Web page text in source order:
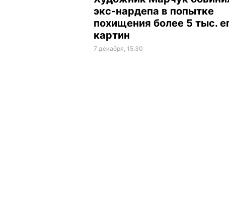
экс-нардепа в попытке
похищения более 5 тыс.
картин
7 декабря, 15.30